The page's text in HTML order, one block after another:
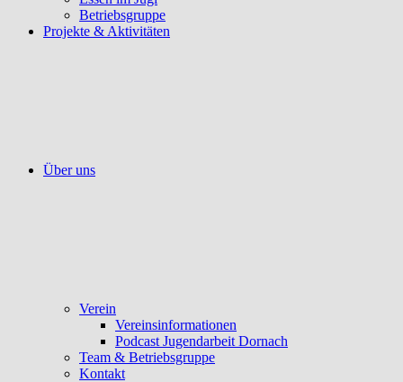
Betriebsgruppe
Projekte & Aktivitäten
Über uns
Verein
Vereinsinformationen
Podcast Jugendarbeit Dornach
Team & Betriebsgruppe
Kontakt